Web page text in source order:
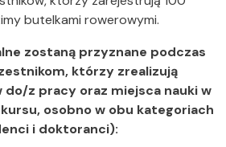
butelkami rowerowymi.
zostaną przyznane podczas
którzy zrealizują
do/z pracy oraz miejsca nauki w
osobno w obu kategoriach
i doktoranci):